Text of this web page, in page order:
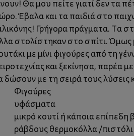
Θα μου πείτε γιατί δεν τα
Έβαλα και τα παιδιά στο
Γρήγορα πράγματα. Τα
στολίστηκαν στο σπίτι. Όμως
με μίνι φιγούρες από τη
και ξεκίνησα, παρέα
δώσουν με τη σειρά τους
Φιγούρες
υφάσματα
μικρό κουτί ή κάποια επίπεδη
ράβδους θερμοκόλλα /πιστόλι